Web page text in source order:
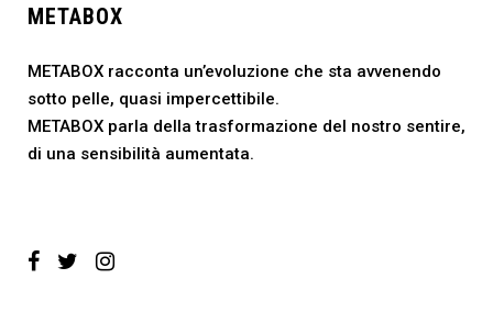
METABOX
METABOX racconta un’evoluzione che sta avvenendo
sotto pelle, quasi impercettibile.
METABOX parla della trasformazione del nostro sentire,
di una sensibilità aumentata.